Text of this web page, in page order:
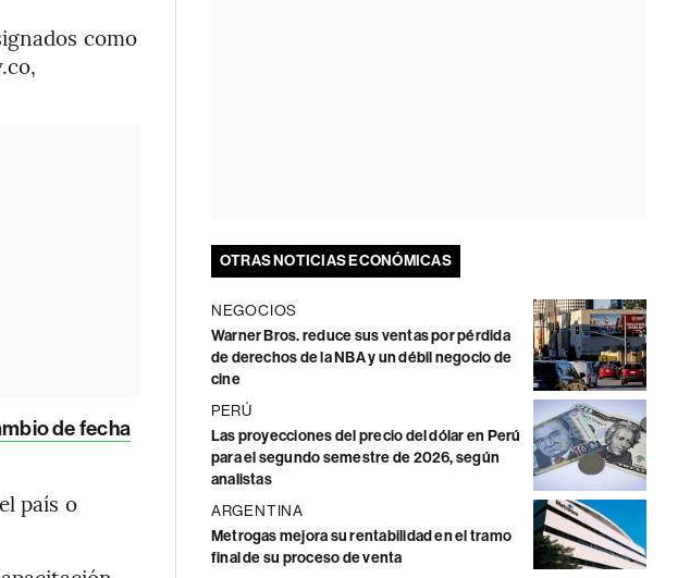
como
de fecha
país o
OTRAS NOTICIAS ECONÓMICAS
NEGOCIOS
Warner Bros. reduce sus ventas por pérdida
de derechos de la NBA y un débil negocio de
cine
PERÚ
Las proyecciones del precio del dólar en Perú
para el segundo semestre de 2026, según
analistas
ARGENTINA
Metrogas mejora su rentabilidad en el tramo
final de su proceso de venta